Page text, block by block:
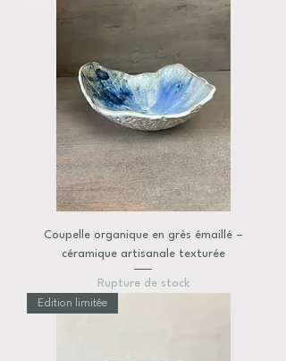
Coupelle organique en grès émaillé –
céramique artisanale texturée
Rupture de stock
Edition limitée